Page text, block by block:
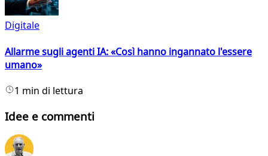
Digitale
Allarme sugli agenti IA: «Così hanno ingannato l'essere
umano»
1 min di lettura
Idee e commenti